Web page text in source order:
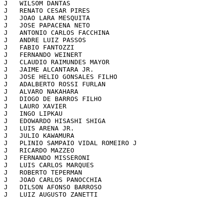
J   WILSOM DANTAS
J   RENATO CESAR PIRES
J   JOAO LARA MESQUITA
J   JOSE PAPACENA NETO
J   ANTONIO CARLOS FACCHINA
J   ANDRE LUIZ PASSOS
J   FABIO FANTOZZI
J   FERNANDO WEINERT
J   CLAUDIO RAIMUNDES MAYOR
J   JAIME ALCANTARA JR.
J   JOSE HELIO GONSALES FILHO
J   ADALBERTO ROSSI FURLAN
J   ALVARO NAKAHARA
J   DIOGO DE BARROS FILHO
J   LAURO XAVIER
J   INGO LIPKAU
J   EDOWARDO HISASHI SHIGA
J   LUIS ARENA JR.
J   JULIO KAWAMURA
J   PLINIO SAMPAIO VIDAL ROMEIRO J
J   RICARDO MAZZEO
J   FERNANDO MISSERONI
J   LUIS CARLOS MARQUES
J   ROBERTO TEPERMAN
J   JOAO CARLOS PANOCCHIA
J   DILSON AFONSO BARROSO
J   LUIZ AUGUSTO ZANETTI